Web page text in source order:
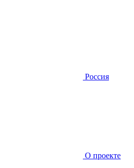
Россия
О проекте